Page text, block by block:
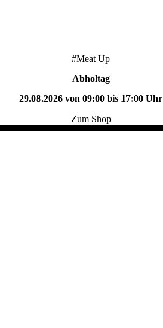
#Meat Up
Abholtag
29.08.2026 von 09:00 bis 17:00 Uhr
Zum Shop